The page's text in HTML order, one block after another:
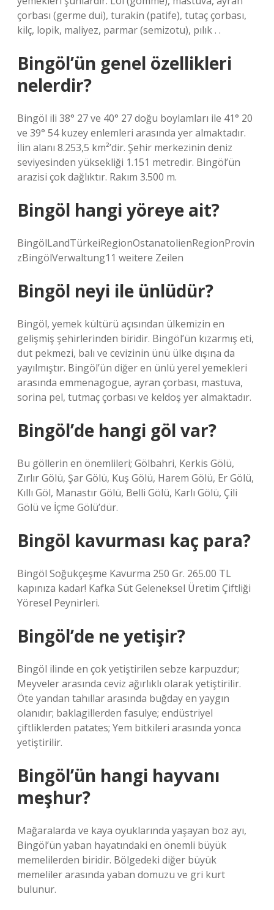
çorbası (germe dui), turakin (patife), tutaç çorbası,
kilç, lopik, maliyez, parmar (semizotu), pılık . .
Bingöl’ün genel özellikleri
nelerdir?
Bingöl ili 38° 27 ve 40° 27 doğu boylamları ile 41° 20
ve 39° 54 kuzey enlemleri arasında yer almaktadır.
İlin alanı 8.253,5 km²’dir. Şehir merkezinin deniz
seviyesinden yüksekliği 1.151 metredir. Bingöl’ün
arazisi çok dağlıktır. Rakım 3.500 m.
Bingöl hangi yöreye ait?
BingölLandTürkeiRegionOstanatolienRegionProvin
zBingölVerwaltung11 weitere Zeilen
Bingöl neyi ile ünlüdür?
Bingöl, yemek kültürü açısından ülkemizin en
gelişmiş şehirlerinden biridir. Bingöl’ün kızarmış eti,
dut pekmezi, balı ve cevizinin ünü ülke dışına da
yayılmıştır. Bingöl’ün diğer en ünlü yerel yemekleri
arasında emmenagogue, ayran çorbası, mastuva,
sorina pel, tutmaç çorbası ve keldoş yer almaktadır.
Bingöl’de hangi göl var?
Bu göllerin en önemlileri; Gölbahri, Kerkis Gölü,
Zırlır Gölü, Şar Gölü, Kuş Gölü, Harem Gölü, Er Gölü,
Kıllı Göl, Manastır Gölü, Belli Gölü, Karlı Gölü, Çili
Gölü ve İçme Gölü’dür.
Bingöl kavurması kaç para?
Bingöl Soğukçeşme Kavurma 250 Gr. 265.00 TL
kapınıza kadar! Kafka Süt Geleneksel Üretim Çiftliği
Yöresel Peynirleri.
Bingöl’de ne yetişir?
Bingöl ilinde en çok yetiştirilen sebze karpuzdur;
Meyveler arasında ceviz ağırlıklı olarak yetiştirilir.
Öte yandan tahıllar arasında buğday en yaygın
olanıdır; baklagillerden fasulye; endüstriyel
çiftliklerden patates; Yem bitkileri arasında yonca
yetiştirilir.
Bingöl’ün hangi hayvanı
meşhur?
Mağaralarda ve kaya oyuklarında yaşayan boz ayı,
Bingöl’ün yaban hayatındaki en önemli büyük
memelilerden biridir. Bölgedeki diğer büyük
memeliler arasında yaban domuzu ve gri kurt
bulunur.